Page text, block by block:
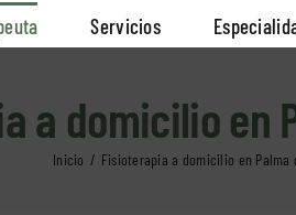
Servicios
a domicilio en
Inicio Fisioterapia a domicilio en Palma